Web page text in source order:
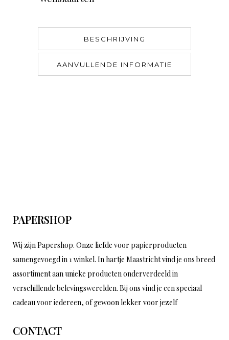
BESCHRIJVING
AANVULLENDE INFORMATIE
PAPERSHOP
Wij zijn Papershop. Onze liefde voor papierproducten
samengevoegd in 1 winkel. In hartje Maastricht vind je ons breed
assortiment aan unieke producten onderverdeeld in
verschillende belevingswerelden. Bij ons vind je een speciaal
cadeau voor iedereen, of gewoon lekker voor jezelf
CONTACT